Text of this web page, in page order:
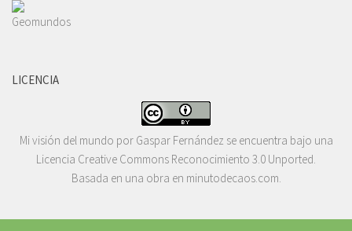
LICENCIA
Mi visión del mundo por Gaspar Fernández se encuentra bajo una
Licencia Creative Commons Reconocimiento 3.0 Unported.
Basada en una obra en minutodecaos.com.